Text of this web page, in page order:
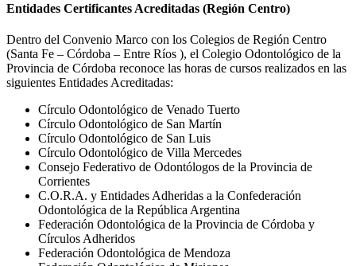
Entidades Certificantes Acreditadas (Región Centro)
Dentro del Convenio Marco con los Colegios de Región Centro
(Santa Fe – Córdoba – Entre Ríos ), el Colegio Odontológico de la
Provincia de Córdoba reconoce las horas de cursos realizados en las
siguientes Entidades Acreditadas:
Círculo Odontológico de Venado Tuerto
Círculo Odontológico de San Martín
Círculo Odontológico de San Luis
Círculo Odontológico de Villa Mercedes
Consejo Federativo de Odontólogos de la Provincia de
Corrientes
C.O.R.A. y Entidades Adheridas a la Confederación
Odontológica de la República Argentina
Federación Odontológica de la Provincia de Córdoba y
Círculos Adheridos
Federación Odontológica de Mendoza